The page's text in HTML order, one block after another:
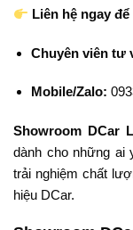
Liên hệ ngay
Chuyên viên tư
Mobile/Zalo:
Showroom DCar
dành cho những ai
trải nghiệm chất
hiệu DCar.